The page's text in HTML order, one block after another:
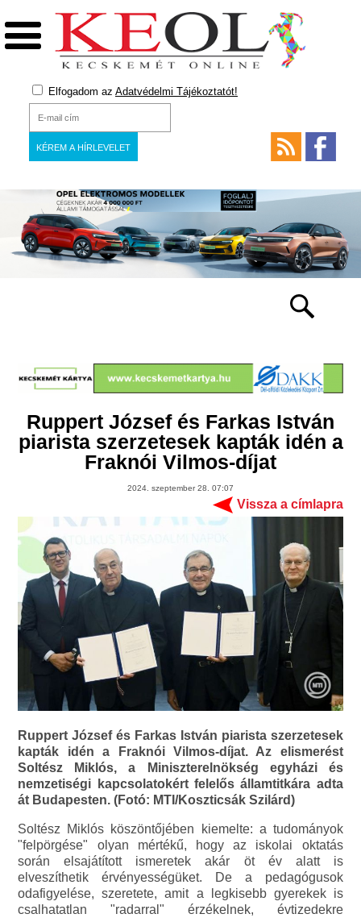
Elfogadom az Adatvédelmi Tájékoztatót!
Ruppert József és Farkas István
piarista szerzetesek kapták idén a
Fraknói Vilmos-díjat
2024. szeptember 28. 07:07
Vissza a címlapra
Ruppert József és Farkas István piarista szerzetesek
kapták idén a Fraknói Vilmos-díjat. Az elismerést
Soltész Miklós, a Miniszterelnökség egyházi és
nemzetiségi kapcsolatokért felelős államtitkára adta
át Budapesten. (Fotó: MTI/Koszticsák Szilárd)
Soltész Miklós köszöntőjében kiemelte: a tudományok
"felpörgése" olyan mértékű, hogy az iskolai oktatás
során elsajátított ismeretek akár öt év alatt is
elveszíthetik érvényességüket. De a pedagógusok
odafigyelése, szeretete, amit a legkisebb gyerekek is
csalhatatlan "radarral" érzékelnek, évtizedekre